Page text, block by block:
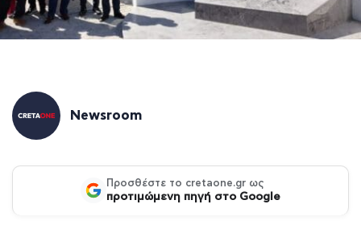
Newsroom
Προσθέστε το cretaone.gr ως
προτιμώμενη πηγή στο Google